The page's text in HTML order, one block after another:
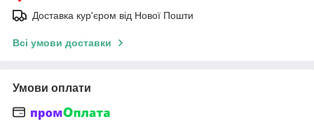
Доставка кур'єром від Нової Пошти
Всі умови доставки
Умови оплати